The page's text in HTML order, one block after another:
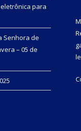
para
Senhora de
– 05 de